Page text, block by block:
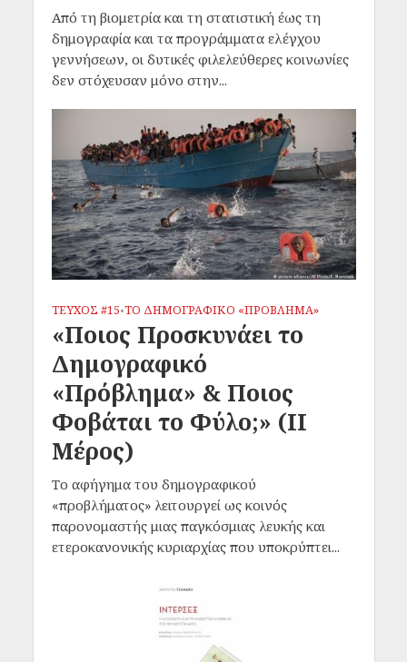
Από τη βιομετρία και τη στατιστική έως τη
δημογραφία και τα προγράμματα ελέγχου
γεννήσεων, οι δυτικές φιλελεύθερες κοινωνίες
δεν στόχευσαν μόνο στην...
ΤΕΥΧΟΣ #15•ΤΟ ΔΗΜΟΓΡΑΦΙΚΟ «ΠΡΟΒΛΗΜΑ»
«Ποιος Προσκυνάει το
Δημογραφικό
«Πρόβλημα» & Ποιος
Φοβάται το Φύλο;» (ΙΙ
Μέρος)
Το αφήγημα του δημογραφικού
«προβλήματος» λειτουργεί ως κοινός
παρονομαστής μιας παγκόσμιας λευκής και
ετεροκανονικής κυριαρχίας που υποκρύπτει...